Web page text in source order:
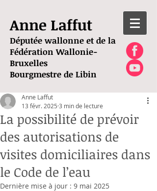
Anne Laffut
Députée wallonne et de la
Fédération Wallonie-
Bruxelles
Bourgmestre de Libin
La possibilité de prévoir
des autorisations de
visites domiciliaires dans
le Code de l’eau
Anne Laffut
13 févr. 2025 3 min de lecture
Dernière mise à jour : 9 mai 2025